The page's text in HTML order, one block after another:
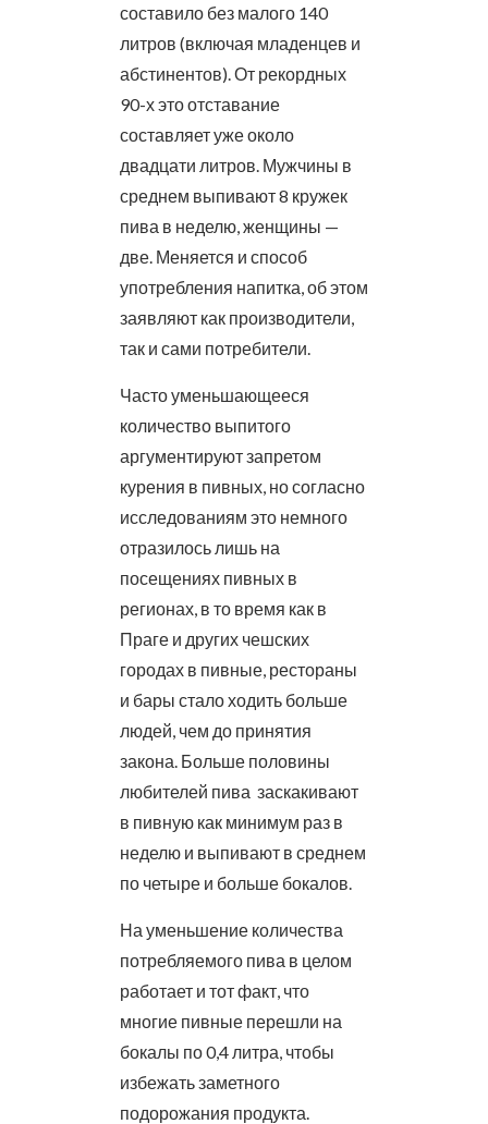
составило без малого 140
литров (включая младенцев и
абстинентов). От рекордных
90-х это отставание
составляет уже около
двадцати литров. Мужчины в
среднем выпивают 8 кружек
пива в неделю, женщины —
две. Меняется и способ
употребления напитка, об этом
заявляют как производители,
так и сами потребители.
Часто уменьшающееся
количество выпитого
аргументируют запретом
курения в пивных, но согласно
исследованиям это немного
отразилось лишь на
посещениях пивных в
регионах, в то время как в
Праге и других чешских
городах в пивные, рестораны
и бары стало ходить больше
людей, чем до принятия
закона. Больше половины
любителей пива заскакивают
в пивную как минимум раз в
неделю и выпивают в среднем
по четыре и больше бокалов.
На уменьшение количества
потребляемого пива в целом
работает и тот факт, что
многие пивные перешли на
бокалы по 0,4 литра, чтобы
избежать заметного
подорожания продукта.